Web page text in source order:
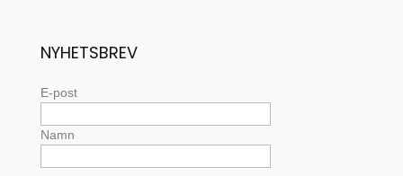
NYHETSBREV
E-post
Namn